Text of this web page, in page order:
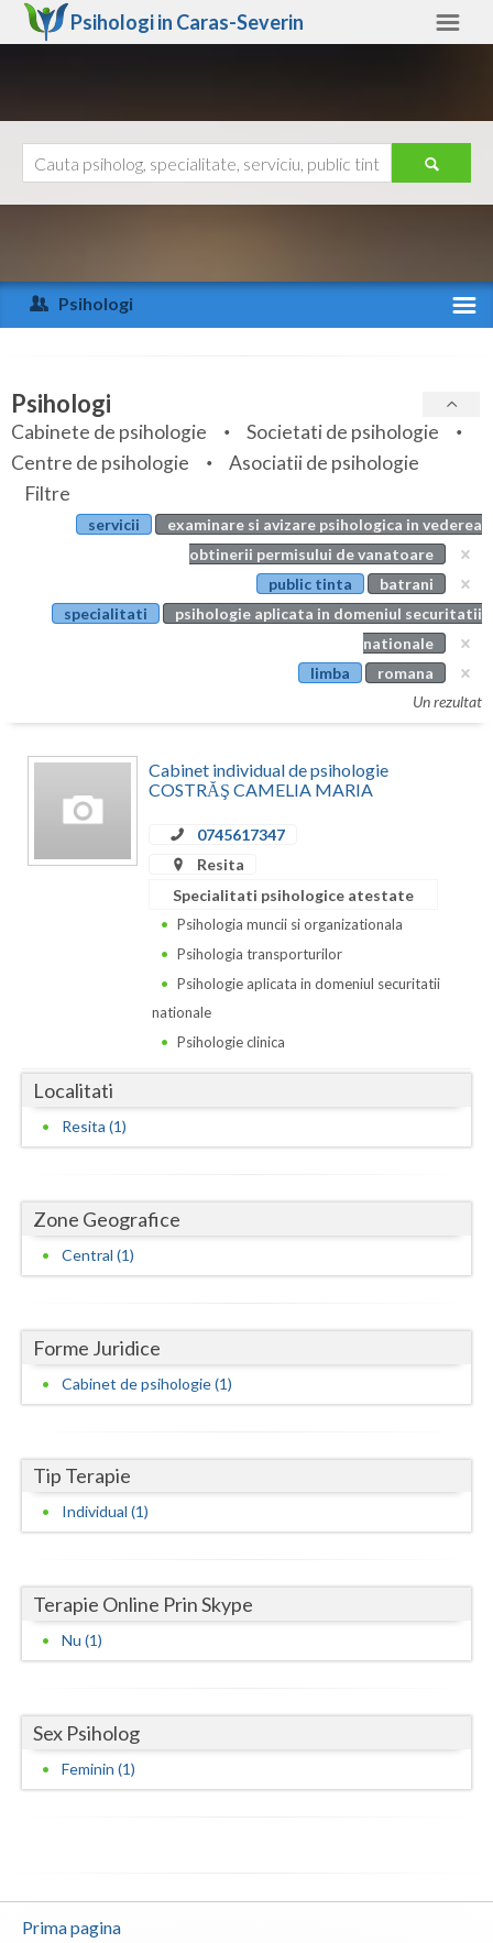
Psihologi in Caras-Severin
Arad
Arges
Bihor
Bistrita-Nasaud
Botosani
Calarasi
Constanta
Giurgiu
Gorj
Hunedoara
Ialomita
Ilfov
Maramures
Mures
Neamt
Prahova
Salaj
Sibiu
Ajutor
Psihologi
Specialitati
Servicii
Articole
Evenimente
Membri
Psihologi
Cabinete de psihologie
Societati de psihologie
Centre de psihologie
Asociatii de psihologie
Filtre
servicii
examinare si avizare psihologica in vederea
obtinerii permisului de vanatoare
public tinta
batrani
specialitati
psihologie aplicata in domeniul securitatii
nationale
limba
romana
Un rezultat
Cabinet individual de psihologie
COSTRĂŞ CAMELIA MARIA
0745617347
Resita
Specialitati psihologice atestate
Psihologia muncii si organizationala
Psihologia transporturilor
Psihologie aplicata in domeniul securitatii
nationale
Psihologie clinica
Localitati
Resita (1)
Zone Geografice
Central (1)
Forme Juridice
Cabinet de psihologie (1)
Tip Terapie
Individual (1)
Terapie Online Prin Skype
Nu (1)
Sex Psiholog
Feminin (1)
Prima pagina